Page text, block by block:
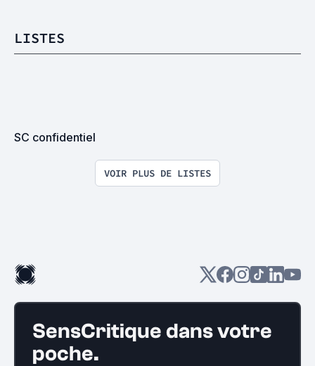
LISTES
SC confidentiel
VOIR PLUS DE LISTES
SensCritique dans votre
poche.